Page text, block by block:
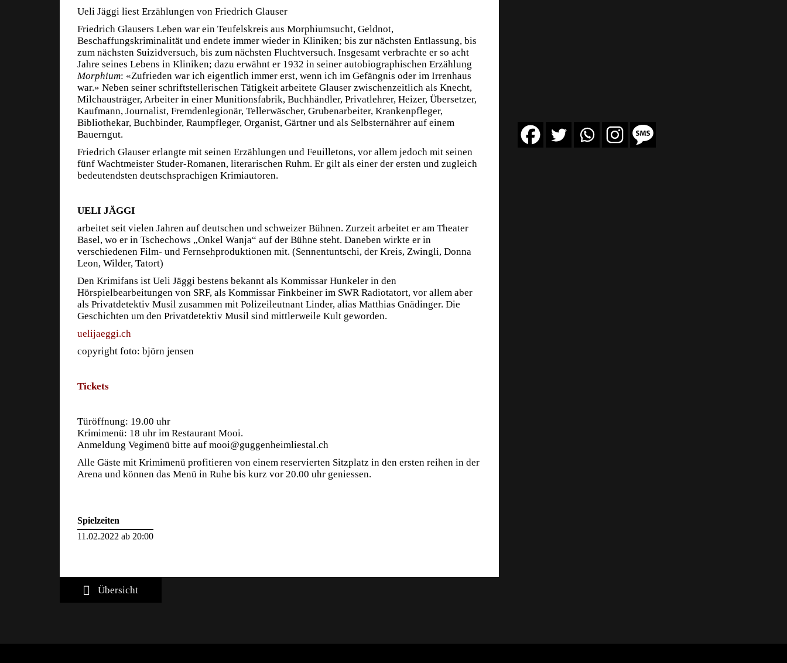
Ueli Jäggi liest Erzählungen von Friedrich Glauser
Friedrich Glausers Leben war ein Teufelskreis aus Morphiumsucht, Geldnot,
Beschaffungskriminalität und endete immer wieder in Kliniken; bis zur nächsten Entlassung, bis
zum nächsten Suizidversuch, bis zum nächsten Fluchtversuch. Insgesamt verbrachte er so acht
Jahre seines Lebens in Kliniken; dazu erwähnt er 1932 in seiner autobiographischen Erzählung
Morphium: «Zufrieden war ich eigentlich immer erst, wenn ich im Gefängnis oder im Irrenhaus
war.» Neben seiner schriftstellerischen Tätigkeit arbeitete Glauser zwischenzeitlich als Knecht,
Milchausträger, Arbeiter in einer Munitionsfabrik, Buchhändler, Privatlehrer, Heizer, Übersetzer,
Kaufmann, Journalist, Fremdenlegionär, Tellerwäscher, Grubenarbeiter, Krankenpfleger,
Bibliothekar, Buchbinder, Raumpfleger, Organist, Gärtner und als Selbsternährer auf einem
Bauerngut.
Friedrich Glauser erlangte mit seinen Erzählungen und Feuilletons, vor allem jedoch mit seinen
fünf Wachtmeister Studer-Romanen, literarischen Ruhm. Er gilt als einer der ersten und zugleich
bedeutendsten deutschsprachigen Krimiautoren.
UELI JÄGGI
arbeitet seit vielen Jahren auf deutschen und schweizer Bühnen. Zurzeit arbeitet er am Theater
Basel, wo er in Tschechows „Onkel Wanja“ auf der Bühne steht. Daneben wirkte er in
verschiedenen Film- und Fernsehproduktionen mit. (Sennentuntschi, der Kreis, Zwingli, Donna
Leon, Wilder, Tatort)
Den Krimifans ist Ueli Jäggi bestens bekannt als Kommissar Hunkeler in den
Hörspielbearbeitungen von SRF, als Kommissar Finkbeiner im SWR Radiotatort, vor allem aber
als Privatdetektiv Musil zusammen mit Polizeileutnant Linder, alias Matthias Gnädinger. Die
Geschichten um den Privatdetektiv Musil sind mittlerweile Kult geworden.
uelijaeggi.ch
copyright foto: björn jensen
Tickets
Türöffnung: 19.00 uhr
Krimimenü: 18 uhr im Restaurant Mooi.
Anmeldung Vegimenü bitte auf mooi@guggenheimliestal.ch
Alle Gäste mit Krimimenü profitieren von einem reservierten Sitzplatz in den ersten reihen in der
Arena und können das Menü in Ruhe bis kurz vor 20.00 uhr geniessen.
Spielzeiten
11.02.2022 ab 20:00
Übersicht